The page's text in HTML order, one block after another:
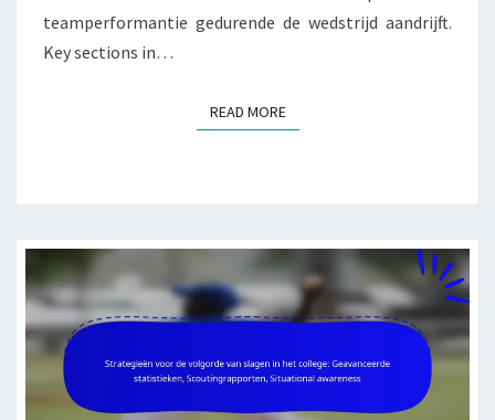
teamperformantie gedurende de wedstrijd aandrijft.
Key sections in…
READ MOREREAD MORE